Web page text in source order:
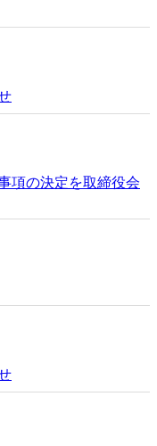
項の決定を取締役会